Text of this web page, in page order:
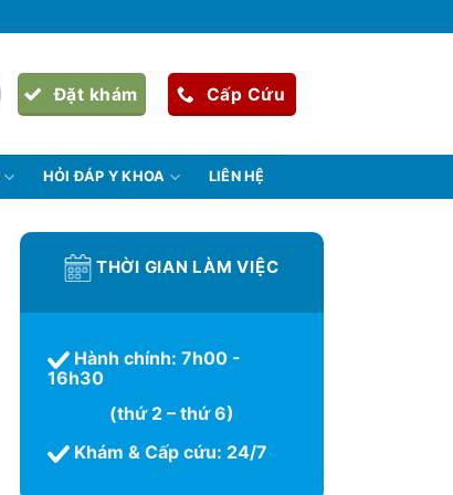
Đặt khám Cấp Cứu
HỎI ĐÁP Y KHOA LIÊN HỆ
THỜI GIAN LÀM VIỆC
Hành chính: 7h00 -
16h30
(thứ 2 – thứ 6)
Khám & Cấp cứu: 24/7